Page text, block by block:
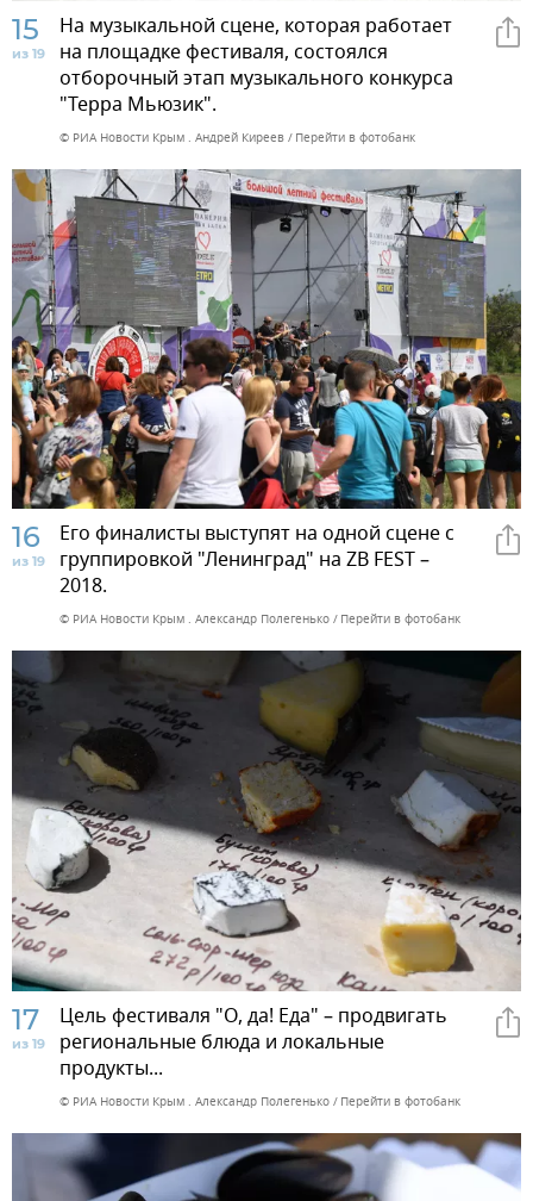
15
из 19
На музыкальной сцене, которая работает
на площадке фестиваля, состоялся
отборочный этап музыкального конкурса
"Терра Мьюзик".
© РИА Новости Крым . Андрей Киреев Перейти в фотобанк
16
из 19
Его финалисты выступят на одной сцене с
группировкой "Ленинград" на ZB FEST –
2018.
© РИА Новости Крым . Александр Полегенько Перейти в фотобанк
17
из 19
Цель фестиваля "О, да! Еда" – продвигать
региональные блюда и локальные
продукты...
© РИА Новости Крым . Александр Полегенько Перейти в фотобанк